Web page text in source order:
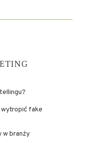
wytropić fake
w branży